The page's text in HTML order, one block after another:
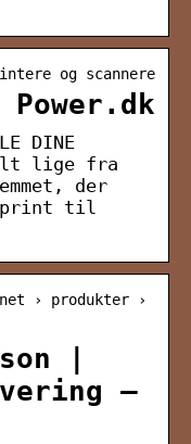
og scannere
DINE
alt lige fra
der
til
› produkter ›
|
–